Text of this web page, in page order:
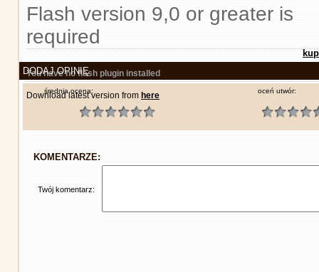
Flash version 9,0 or greater is
required
You have no flash plugin installed
Download latest version from here
DODAJ OPINIĘ
średnia ocena: oceń utwór:
KOMENTARZE:
Twój komentarz: